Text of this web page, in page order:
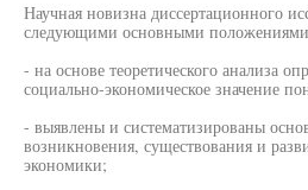
Научная новизна диссертационного
следующими основными
- на основе теоретического анализа
социально-экономическое значение
- выявлены и систематизированы
возникновения, существования и
экономики;